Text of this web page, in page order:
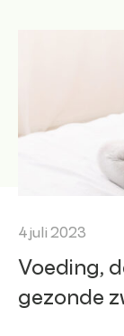
4 juli 2023
Voeding,
gezonde